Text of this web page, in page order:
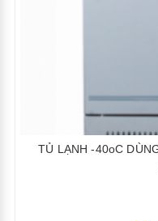
TỦ LẠNH -40oC